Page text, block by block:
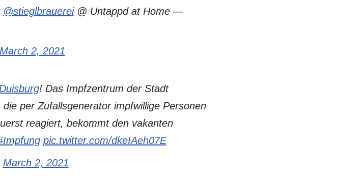
@stieglbrauerei@ Untappd at Home —
March 2, 2021
! Das Impfzentrum der Stadt
die per Zufallsgenerator impfwillige Personen
reagiert, bekommt den vakanten
pic.twitter.com/dkeIAeh07E
March 2, 2021